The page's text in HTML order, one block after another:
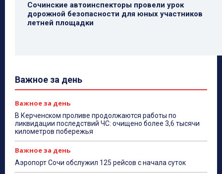
Сочинские автоинспекторы провели урок
дорожной безопасности для юных участников
летней площадки
Важное за день
Важное за день
В Керченском проливе продолжаются работы по
ликвидации последствий ЧС: очищено более 3,6 тысячи
километров побережья
Важное за день
Аэропорт Сочи обслужил 125 рейсов с начала суток